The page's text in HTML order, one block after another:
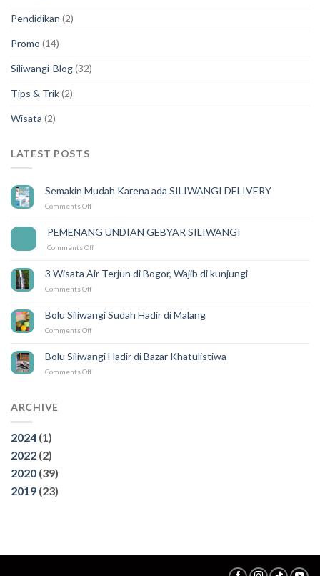
Pendidikan (2)
Promo (14)
Siliwangi-Blog(32)
Tips & Trik(2)
Wisata (2)
LATEST POSTS
Semakin Mudah Karena ada SILIWANGI DELIVERY
Comments Offon
Karena
ada
DELIVERY
PEMENANG UNDIAN GEBYAR SILIWANGI
Comments Offon
GEBYAR
3 Wisata Air Terjun di Bogor, Wajib di kunjungi
Comments Offon
Air
Terjun
Bogor,
Wajib
di
Bolu Siliwangi Sudah Hadir di Malang
Comments Offon
Sudah
Hadir
Bolu Siliwangi Hadir di Bazar Khatulistiwa
Comments Offon
ARCHIVE
2024 (1)
2022 (2)
2020 (39)
2019 (23)